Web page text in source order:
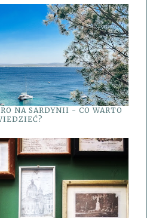
NA SARDYNII - CO WARTO